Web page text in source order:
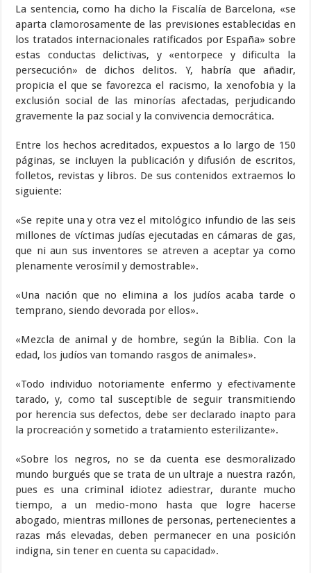
La sentencia, como ha dicho la Fiscalía de Barcelona, «se
aparta clamorosamente de las previsiones establecidas en
los tratados internacionales ratificados por España» sobre
estas conductas delictivas, y «entorpece y dificulta la
persecución» de dichos delitos. Y, habría que añadir,
propicia el que se favorezca el racismo, la xenofobia y la
exclusión social de las minorías afectadas, perjudicando
gravemente la paz social y la convivencia democrática.
Entre los hechos acreditados, expuestos a lo largo de 150
páginas, se incluyen la publicación y difusión de escritos,
folletos, revistas y libros. De sus contenidos extraemos lo
siguiente:
«Se repite una y otra vez el mitológico infundio de las seis
millones de víctimas judías ejecutadas en cámaras de gas,
que ni aun sus inventores se atreven a aceptar ya como
plenamente verosímil y demostrable».
«Una nación que no elimina a los judíos acaba tarde o
temprano, siendo devorada por ellos».
«Mezcla de animal y de hombre, según la Biblia. Con la
edad, los judíos van tomando rasgos de animales».
«Todo individuo notoriamente enfermo y efectivamente
tarado, y, como tal susceptible de seguir transmitiendo
por herencia sus defectos, debe ser declarado inapto para
la procreación y sometido a tratamiento esterilizante».
«Sobre los negros, no se da cuenta ese desmoralizado
mundo burgués que se trata de un ultraje a nuestra razón,
pues es una criminal idiotez adiestrar, durante mucho
tiempo, a un medio-mono hasta que logre hacerse
abogado, mientras millones de personas, pertenecientes a
razas más elevadas, deben permanecer en una posición
indigna, sin tener en cuenta su capacidad».